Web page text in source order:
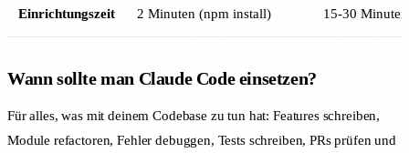
Einrichtungszeit 2 Minuten (npm install) 15-30 Minuten
Wann sollte man Claude Code einsetzen?
Für alles, was mit deinem Codebase zu tun hat: Features schreiben,
Module refactoren, Fehler debuggen, Tests schreiben, PRs prüfen und